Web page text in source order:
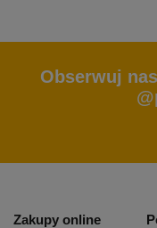
Obserwuj
Zakupy online